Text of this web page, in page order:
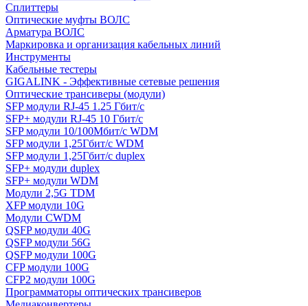
Сплиттеры
Оптические муфты ВОЛС
Арматура ВОЛС
Маркировка и организация кабельных линий
Инструменты
Кабельные тестеры
GIGALINK - Эффективные сетевые решения
Оптические трансиверы (модули)
SFP модули RJ-45 1.25 Гбит/c
SFP+ модули RJ-45 10 Гбит/c
SFP модули 10/100Мбит/с WDM
SFP модули 1,25Гбит/с WDM
SFP модули 1,25Гбит/с duplex
SFP+ модули duplex
SFP+ модули WDM
Модули 2,5G TDM
XFP модули 10G
Модули CWDM
QSFP модули 40G
QSFP модули 56G
QSFP модули 100G
CFP модули 100G
CFP2 модули 100G
Программаторы оптических трансиверов